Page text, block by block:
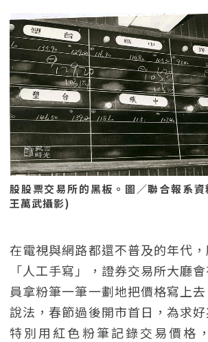
股股票交易所的黑板。圖／聯合報系
王萬武攝影)
在電視與網路都還不普及的年代
「人工手寫」，證券交易所大廳
員拿粉筆一筆一劃地把價格寫上
說法，春節過後開市首日，為求
特別用紅色粉筆記錄交易價格